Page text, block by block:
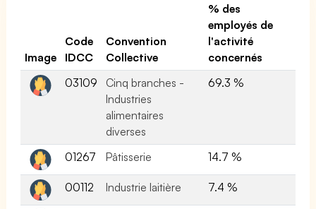
Image
Code
IDCC
Convention
Collective
% des
employés de
l'activité
concernés
03109
Cinq branches -
Industries
alimentaires
diverses
69.3 %
01267 Pâtisserie 14.7 %
00112 Industrie laitière 7.4 %